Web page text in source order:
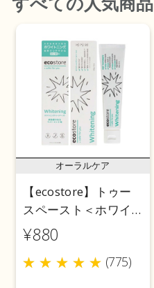
オーラルケア
【ecostore】トゥー
スペースト＜ホワイ
トニング＞ 100g
¥880
(775)